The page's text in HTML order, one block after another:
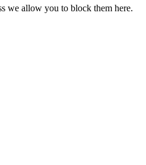
we allow you to block them here.